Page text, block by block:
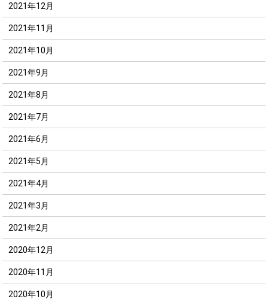
2021年12月
2021年11月
2021年10月
2021年9月
2021年8月
2021年7月
2021年6月
2021年5月
2021年4月
2021年3月
2021年2月
2020年12月
2020年11月
2020年10月